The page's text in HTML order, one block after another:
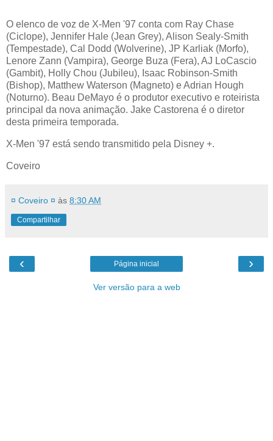
O elenco de voz de X-Men '97 conta com Ray Chase
(Ciclope), Jennifer Hale (Jean Grey), Alison Sealy-Smith
(Tempestade), Cal Dodd (Wolverine), JP Karliak (Morfo),
Lenore Zann (Vampira), George Buza (Fera), AJ LoCascio
(Gambit), Holly Chou (Jubileu), Isaac Robinson-Smith
(Bishop), Matthew Waterson (Magneto) e Adrian Hough
(Noturno). Beau DeMayo é o produtor executivo e roteirista
principal da nova animação. Jake Castorena é o diretor
desta primeira temporada.
X-Men '97 está sendo transmitido pela Disney +.
Coveiro
¤ Coveiro ¤ às 8:30 AM
Compartilhar
‹ ›
Página inicial
Ver versão para a web